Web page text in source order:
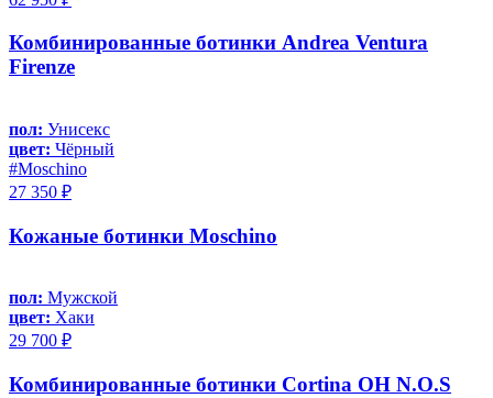
Комбинированные ботинки Andrea Ventura
Firenze
пол: Унисекс
цвет: Чёрный
#Moschino
27 350 ₽
Кожаные ботинки Moschino
пол: Мужской
цвет: Хаки
29 700 ₽
Комбинированные ботинки Cortina OH N.O.S